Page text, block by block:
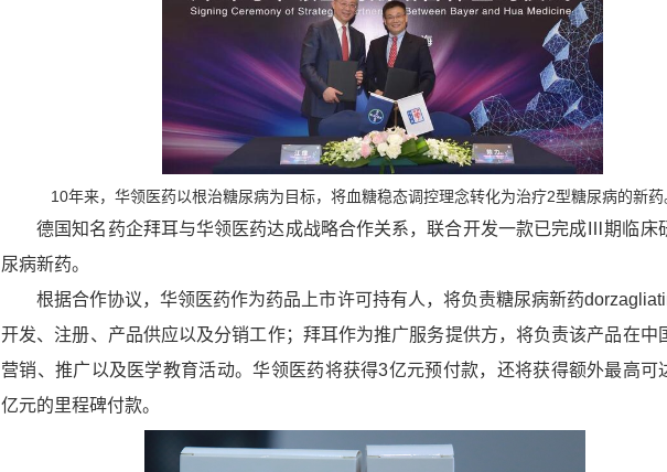
10年来，华领医药以根治糖尿病为目标，将血糖稳态调控理念转化为治疗2型糖尿病的新药
德国知名药企拜耳与华领医药达成战略合作关系，联合开发一款已完成Ⅲ期临床
尿病新药。
根据合作协议，华领医药作为药品上市许可持有人，将负责糖尿病新药
开发、注册、产品供应以及分销工作；拜耳作为推广服务提供方，将负责该产品在中
营销、推广以及医学教育活动。华领医药将获得3亿元预付款，还将获得额外最高可
亿元的里程碑付款。